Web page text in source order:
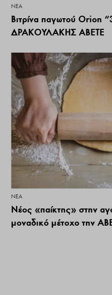
ΝΕΑ
Βιτρίνα παγωτού Orion
ΔΡΑΚΟΥΛΑΚΗΣ ΑΒΕΤΕ
ΝΕΑ
Νέος «παίκτης» στην
μοναδικό μέτοχο την